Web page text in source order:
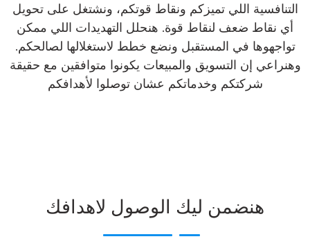
التنافسية اللي تميزكم ونقاط قوتكم، ونشتغل على تحويل
أي نقاط ضعف لنقاط قوة. هنحلل التهديدات اللي ممكن
تواجهوها في المستقبل ونضع خطط لاستغلالها لصالحكم.
وهنراعي إن التسويق والمبيعات يكونوا متوافقين مع حقيقة
شركتكم وخدماتكم عشان توصلوا لأهدافكم
هنضمن ليك الوصول لاهدافك